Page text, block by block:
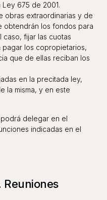
675 de 2001.
obras extraordinarias y de
obtendrán los fondos para
fijar las cuotas
los copropietarios,
que de ellas reciban los
en la precitada ley,
la misma, y en este
delegar en el
indicadas en el
Reuniones